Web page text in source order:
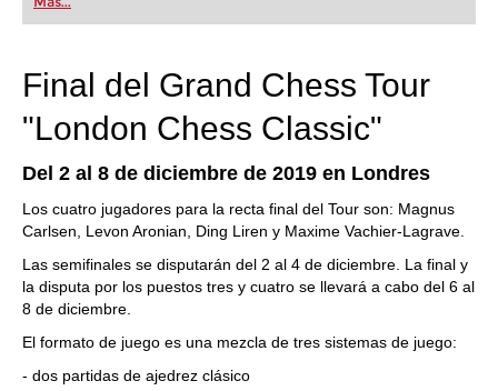
lo que necesita el ajedrecista. La novedad más
espectacular: Fritz 17 incluye el módulo basado
Final del Grand Chess Tour
"London Chess Classic"
Del 2 al 8 de diciembre de 2019 en Londres
Los cuatro jugadores para la recta final del Tour son: Magnus
Carlsen, Levon Aronian, Ding Liren y Maxime Vachier-Lagrave.
Las semifinales se disputarán del 2 al 4 de diciembre. La final y
la disputa por los puestos tres y cuatro se llevará a cabo del 6 al
8 de diciembre.
El formato de juego es una mezcla de tres sistemas de juego:
- dos partidas de ajedrez clásico